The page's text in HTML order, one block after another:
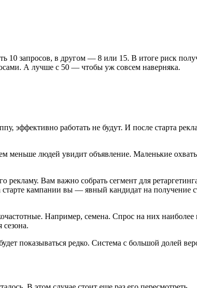
10 запросов, в другом — 8 или 15. В итоге риск
А лучше с 50 — чтобы уж совсем наверняка.
эффективно работать не будут. И после старта
меньше людей увидит объявление. Маленькие
рекламу. Вам важно собрать сегмент для
кампании вы — явный кандидат на получение
Например, семена. Спрос на них
показываться редко. Система с большой долей